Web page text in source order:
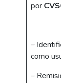
por
–
como
–